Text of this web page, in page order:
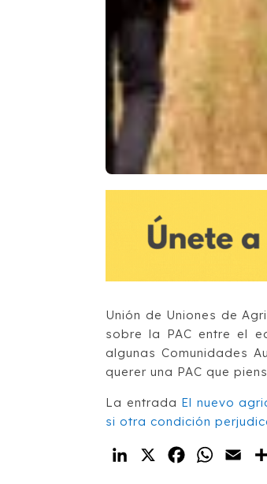
Unión de Uniones de
sobre la PAC entre el
algunas Comunidades
querer una PAC que
La entrada El nuevo
si otra condición
LinkedIn
X Facebook